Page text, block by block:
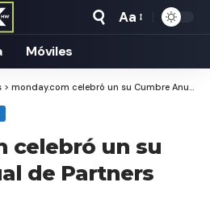
Tamaño
Aa
Móviles
> monday.com celebró un su Cumbre Anual de Partners
celebró un su
de Partners